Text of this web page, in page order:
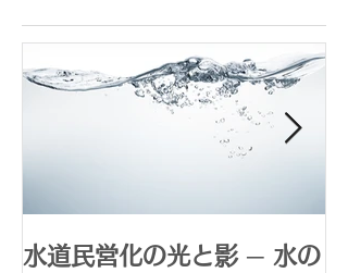
水道民営化の光と影 ─ 水の